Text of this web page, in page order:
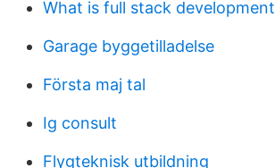
What is full stack development
Garage byggetilladelse
Första maj tal
Ig consult
Flygteknisk utbildning